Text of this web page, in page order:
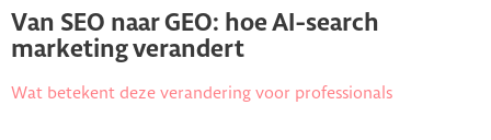
Van SEO naar GEO: hoe AI-search
marketing verandert
Wat betekent deze verandering voor professionals